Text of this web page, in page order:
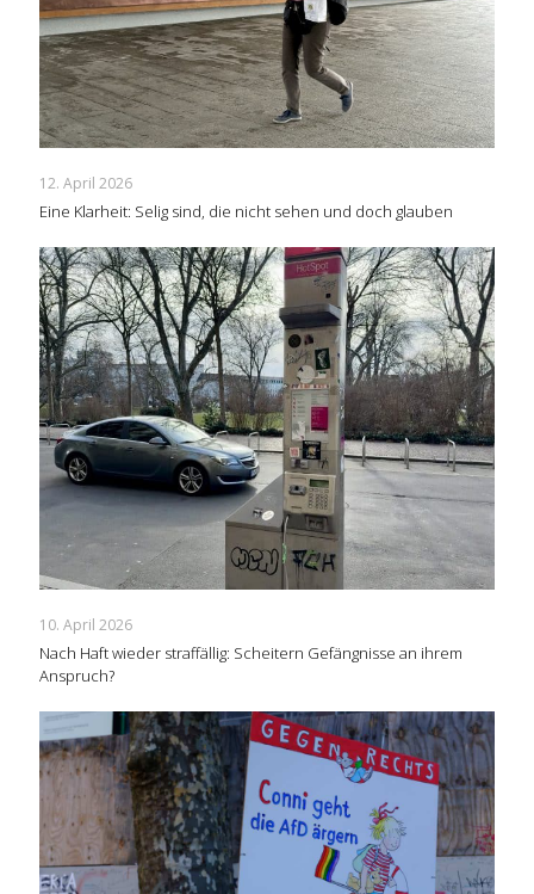
12. April 2026
Eine Klarheit: Selig sind, die nicht sehen und doch glauben
10. April 2026
Nach Haft wieder straffällig: Scheitern Gefängnisse an ihrem
Anspruch?